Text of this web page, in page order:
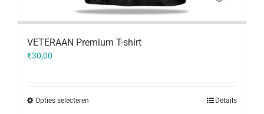
VETERAAN Premium T-shirt
€30,00
Opties selecteren Details